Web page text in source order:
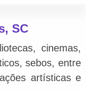
SC
cinemas,
sebos, entre
artísticas e